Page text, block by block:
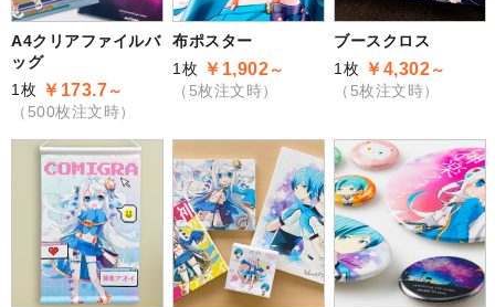
A4クリアファイルバ
ッグ
1枚 ￥173.7～
（500枚注文時）
布ポスター
1枚 ￥1,902～
（5枚注文時）
ブースクロス
1枚 ￥4,302～
（5枚注文時）